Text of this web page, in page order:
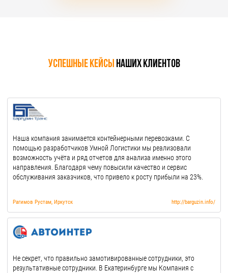
Успешные кейсы наших клиентов
Наша компания занимается контейнерными перевозками. С
помощью разработчиков Умной Логистики мы реализовали
возможность учёта и ряд отчетов для анализа именно этого
направления. Благодаря чему повысили качество и сервис
обслуживания заказчиков, что привело к росту прибыли на 23%.
Рагимов Рустам, Иркутск http://barguzin.info/
Не секрет, что правильно замотивированные сотрудники, это
результативные сотрудники. В Екатеринбурге мы Компания с